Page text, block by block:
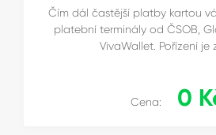
Čím dál častější platby kartou
platební terminály od ČSOB,
VivaWallet. Pořízení je
Cena: 0